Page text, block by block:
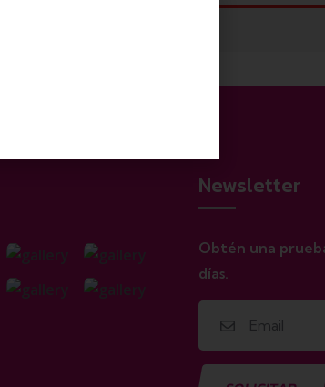
los videos.
Newsletter
Obtén una
días.